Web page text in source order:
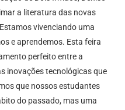
a literatura das novas
vivenciando uma
e aprendemos. Esta feira
perfeito entre a
inovações tecnológicas que
que nossos estudantes
do passado, mas uma